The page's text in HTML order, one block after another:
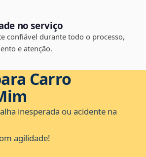
no serviço
confiável durante todo o processo,
e atenção.
Carro
inesperada ou acidente na
agilidade!